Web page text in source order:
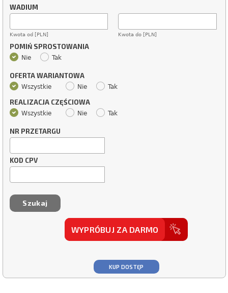
WADIUM
Kwota od [PLN] Kwota do [PLN]
POMIŃ SPROSTOWANIA
Nie Tak
OFERTA WARIANTOWA
Wszystkie Nie Tak
REALIZACJA CZĘŚCIOWA
Wszystkie Nie Tak
NR PRZETARGU
KOD CPV
WYPRÓBUJ ZA DARMO
KUP DOSTĘP